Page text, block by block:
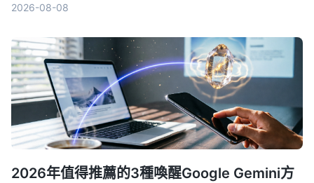
2026-08-08
2026年值得推薦的3種喚醒Google Gemini方